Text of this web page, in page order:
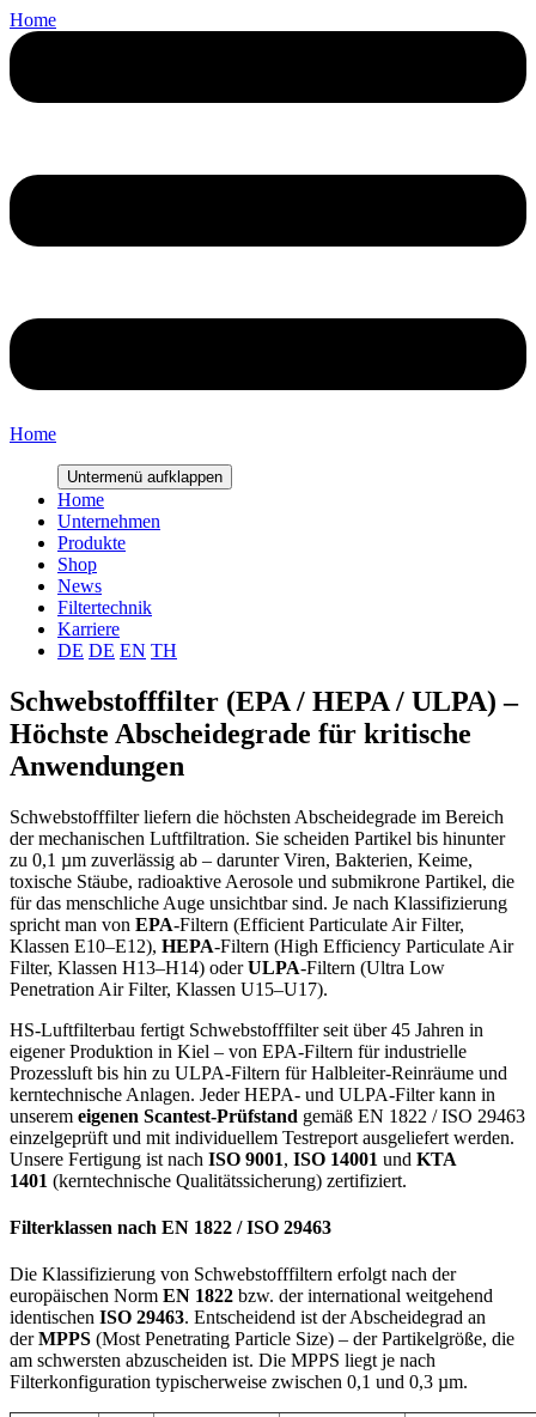
Home
Home
Untermenü aufklappen
Home
Unternehmen
Produkte
Shop
News
Filtertechnik
Karriere
DE DE EN TH
Schwebstofffilter (EPA / HEPA / ULPA) –
Höchste Abscheidegrade für kritische
Anwendungen
Schwebstofffilter liefern die höchsten Abscheidegrade im Bereich
der mechanischen Luftfiltration. Sie scheiden Partikel bis hinunter
zu 0,1 µm zuverlässig ab – darunter Viren, Bakterien, Keime,
toxische Stäube, radioaktive Aerosole und submikrone Partikel, die
für das menschliche Auge unsichtbar sind. Je nach Klassifizierung
spricht man von EPA-Filtern (Efficient Particulate Air Filter,
Klassen E10–E12), HEPA-Filtern (High Efficiency Particulate Air
Filter, Klassen H13–H14) oderULPA-Filtern (Ultra Low
Penetration Air Filter, Klassen U15–U17).
HS-Luftfilterbau fertigt Schwebstofffilter seit über 45 Jahren in
eigener Produktion in Kiel – von EPA-Filtern für industrielle
Prozessluft bis hin zu ULPA-Filtern für Halbleiter-Reinräume und
kerntechnische Anlagen. Jeder HEPA- und ULPA-Filter kann in
unserem eigenen Scantest-Prüfstand gemäß EN 1822 / ISO 29463
einzelgeprüft und mit individuellem Testreport ausgeliefert werden.
Unsere Fertigung ist nach ISO 9001, ISO 14001 und KTA
1401 (kerntechnische Qualitätssicherung) zertifiziert.
Filterklassen nach EN 1822 / ISO 29463
Die Klassifizierung von Schwebstofffiltern erfolgt nach der
europäischen Norm EN 1822 bzw. der international weitgehend
identischen ISO 29463. Entscheidend ist der Abscheidegrad an
derMPPS (Most Penetrating Particle Size) – der Partikelgröße, die
am schwersten abzuscheiden ist. Die MPPS liegt je nach
Filterkonfiguration typischerweise zwischen 0,1 und 0,3 µm.